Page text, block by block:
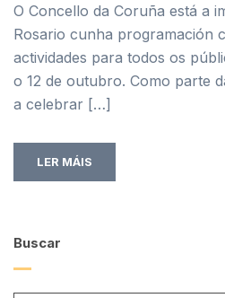
O Concello da Coruña está a
Rosario cunha programación
actividades para todos os
o 12 de outubro. Como parte
a celebrar […]
LER MÁIS
Buscar